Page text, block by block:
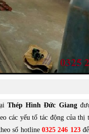
Thép Hình Đức Giang
các yếu tố tác động của thị
số hotline 0325 246 123